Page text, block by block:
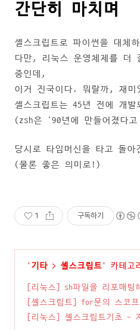
간단히 마치며
셸스크립트로 파이썬을 대체
다만, 리눅스 운영체제를 더
중인데,
이거 진국이다. 뭐랄까, 재미
셸스크립트는 45년 전에 개발
(zsh은 '90년에 만들어졌다
당시로 타임머신을 타고 돌아
(물론 좋은 의미로!)
1 구독하기
' 기타 > 셸스크립트' 카테고
[리눅스] sh파일을 리포매팅
(0)
[셸스크립트] for문의 스코
와 done
(0)
[리눅스] 셸스크립트기초 -